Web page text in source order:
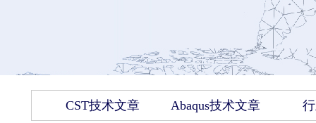
CST技术文章 Abaqus技术文章